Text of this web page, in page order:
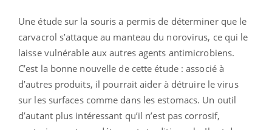
Une étude sur la souris a permis de déterminer que le
carvacrol s’attaque au manteau du norovirus, ce qui le
laisse vulnérable aux autres agents antimicrobiens.
C’est la bonne nouvelle de cette étude : associé à
d’autres produits, il pourrait aider à détruire le virus
sur les surfaces comme dans les estomacs. Un outil
d’autant plus intéressant qu’il n’est pas corrosif,